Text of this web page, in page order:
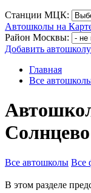
Станции МЦК:
Автошколы на
Район Москвы:
Добавить автошколу
Главная
Все
Солнцево
Все автошколы Все
В этом разделе